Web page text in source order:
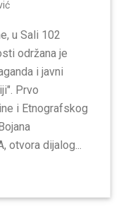
u Sali 102
održana je
i javni
Prvo
i Etnografskog
otvora dijalog...